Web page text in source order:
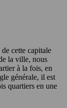
cette capitale
la ville, nous
à la fois, en
générale, il est
quartiers en une